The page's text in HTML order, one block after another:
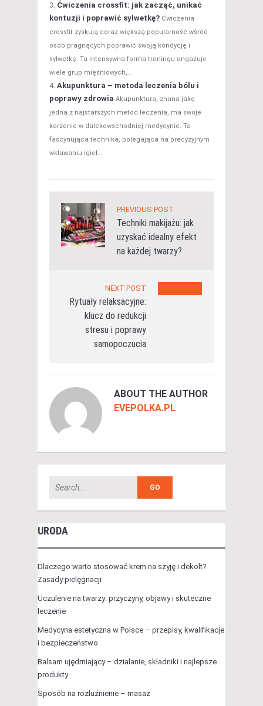
Ćwiczenia crossfit: jak zacząć, unikać
kontuzji i poprawić sylwetkę? Ćwiczenia
crossfit zyskują coraz większą popularność wśród
osób pragnących poprawić swoją kondycję i
sylwetkę. Ta intensywna forma treningu angażuje
wiele grup mięśniowych,...
Akupunktura – metoda leczenia bólu i
poprawy zdrowia Akupunktura, znana jako
jedna z najstarszych metod leczenia, ma swoje
korzenie w dalekowschodniej medycynie. Ta
fascynująca technika, polegająca na precyzyjnym
wkłuwaniu igieł...
PREVIOUS POST
Techniki makijażu: jak
uzyskać idealny efekt
na każdej twarzy?
NEXT POST
Rytuały relaksacyjne:
klucz do redukcji
stresu i poprawy
samopoczucia
ABOUT THE AUTHOR
EVEPOLKA.PL
URODA
Dlaczego warto stosować krem na szyję i dekolt?
Zasady pielęgnacji
Uczulenie na twarzy: przyczyny, objawy i skuteczne
leczenie
Medycyna estetyczna w Polsce – przepisy, kwalifikacje
i bezpieczeństwo
Balsam ujędrniający – działanie, składniki i najlepsze
produkty
Sposób na rozluźnienie – masaż